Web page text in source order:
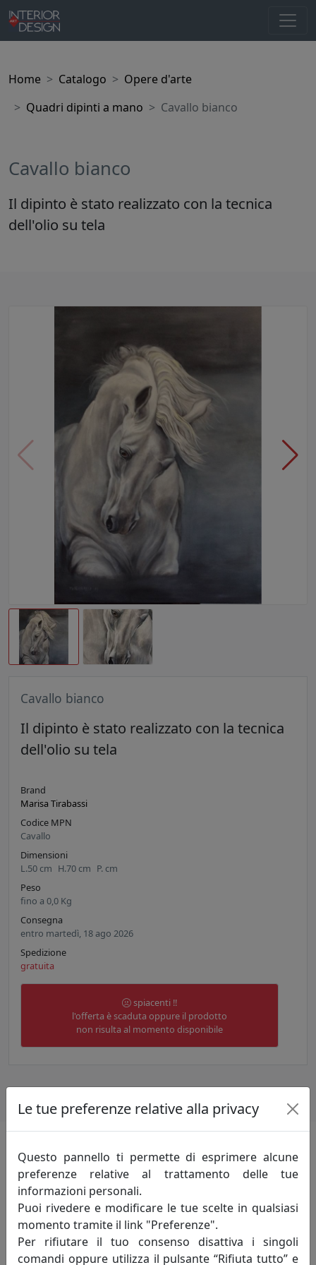
Home Catalogo
Opere d'arte
Quadri dipinti a mano
Cavallo bianco
Cavallo bianco
Il dipinto è stato realizzato con la tecnica
dell'olio su tela
Cavallo bianco
Il dipinto è stato realizzato con la tecnica
dell'olio su tela
Brand
Marisa Tirabassi
Codice MPN
Cavallo
Dimensioni
L.50 cm H.70 cm P. cm
Peso
fino a 0,0 Kg
Consegna
entro martedì, 18 ago 2026
Spedizione
gratuita
spiacenti !!
l'offerta è scaduta oppure il prodotto
non risulta al momento disponibile
Informazioni sul brand
Nata a Modena ma trentina di adozione
ha sempre nutrito la passione per la
pittura. Autodidatta ha seguito corsi di
pittura con tecniche ad olio e acrilico con
Le tue preferenze relative alla privacy
Questo pannello ti permette di esprimere alcune
preferenze relative al trattamento delle tue
informazioni personali.
Puoi rivedere e modificare le tue scelte in qualsiasi
momento tramite il link "Preferenze".
Per rifiutare il tuo consenso disattiva i singoli
comandi oppure utilizza il pulsante “Rifiuta tutto” e